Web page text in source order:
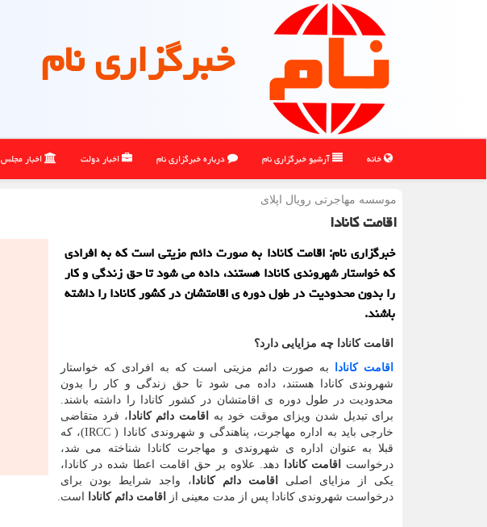
خبرگزاری نام
خانه آرشیو خبرگزاری نام درباره خبرگزاری نام اخبار دولت اخبار مجلس
موسسه مهاجرتی رویال اپلای
اقامت کانادا
خبرگزاری نام: اقامت کانادا به صورت دائم مزیتی است که به افرادی
که خواستار شهروندی کانادا هستند، داده می شود تا حق زندگی و کار
را بدون محدودیت در طول دوره ی اقامتشان در کشور کانادا را داشته
باشند.
اقامت کانادا چه مزایایی دارد؟
اقامت کانادا
به صورت دائم مزیتی است که به افرادی که خواستار
شهروندی کانادا هستند، داده می شود تا حق زندگی و کار را بدون
محدودیت در طول دوره ی اقامتشان در کشور کانادا را داشته باشند.
برای تبدیل شدن ویزای موقت خود به
اقامت دائم کانادا ، فرد متقاضی
خارجی باید به اداره مهاجرت، پناهندگی و شهروندی کانادا (IRCC)، که
قبلا به عنوان اداره ی شهروندی و مهاجرت کانادا شناخته می شد،
درخواست
اقامت کانادا
دهد. علاوه بر حق اقامت اعطا شده در کانادا،
یکی از مزایای اصلی
اقامت دائم کانادا ، واجد شرایط بودن برای
درخواست شهروندی کانادا پس از مدت معینی از
اقامت دائم کانادا است.